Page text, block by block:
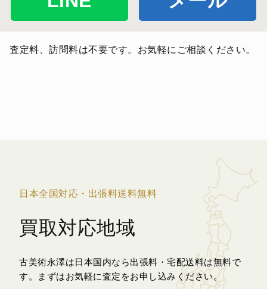
査定料、訪問料は不要です。お気軽にご相談ください。
日本全国対応・出張料送料無料
買取対応地域
古美術永澤は日本国内なら出張料・宅配送料は無料で
す。
まずはお気軽に査定をお申し込みください。